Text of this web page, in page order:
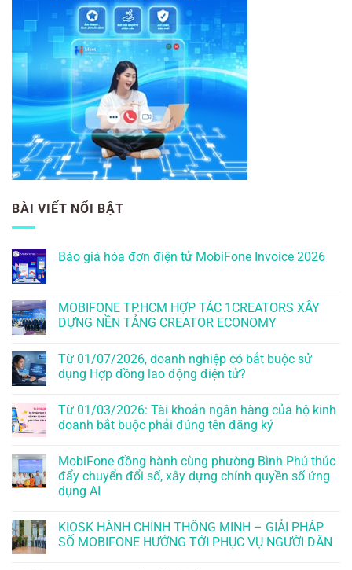
BÀI VIẾT NỔI BẬT
Báo giá hóa đơn điện tử MobiFone Invoice 2026
MOBIFONE TP.HCM HỢP TÁC 1CREATORS XÂY
DỰNG NỀN TẢNG CREATOR ECONOMY
Từ 01/07/2026, doanh nghiệp có bắt buộc sử
dụng Hợp đồng lao động điện tử?
Từ 01/03/2026: Tài khoản ngân hàng của hộ kinh
doanh bắt buộc phải đúng tên đăng ký
MobiFone đồng hành cùng phường Bình Phú thúc
đẩy chuyển đổi số, xây dựng chính quyền số ứng
dụng AI
KIOSK HÀNH CHÍNH THÔNG MINH – GIẢI PHÁP
SỐ MOBIFONE HƯỚNG TỚI PHỤC VỤ NGƯỜI DÂN